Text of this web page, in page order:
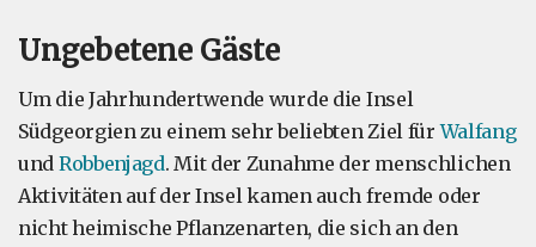
Ungebetene Gäste
Um die Jahrhundertwende wurde die Insel
Südgeorgien zu einem sehr beliebten Ziel fürWalfang
und Robbenjagd. Mit der Zunahme der menschlichen
Aktivitäten auf der Insel kamen auch fremde oder
nicht heimische Pflanzenarten, die sich an den